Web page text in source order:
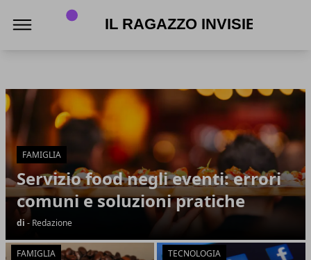
Articoli in Evidenza
FAMIGLIA
Servizio food negli eventi: errori
comuni e soluzioni pratiche
di - Redazione
FAMIGLIA TECNOLOGIA